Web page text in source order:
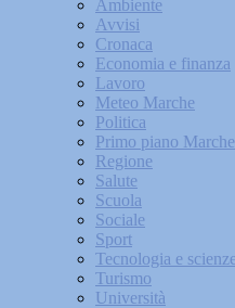
Ambiente
Avvisi
Cronaca
Economia e finanza
Lavoro
Meteo Marche
Politica
Primo piano Marche
Regione
Salute
Scuola
Sociale
Sport
Tecnologia e scienze
Turismo
Università